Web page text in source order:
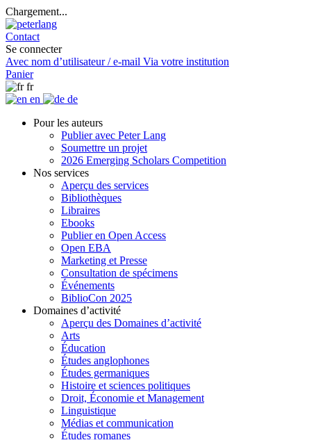
Chargement...
Contact
Se connecter
Avec nom d’utilisateur / e-mail Via votre institution
Panier
fr
en
de
Pour les auteurs
Publier avec Peter Lang
Soumettre un projet
2026 Emerging Scholars Competition
Nos services
Aperçu des services
Bibliothèques
Libraires
Ebooks
Publier en Open Access
Open EBA
Marketing et Presse
Consultation de spécimens
Événements
BiblioCon 2025
Domaines d’activité
Aperçu des Domaines d’activité
Arts
Éducation
Études anglophones
Études germaniques
Histoire et sciences politiques
Droit, Économie et Management
Linguistique
Médias et communication
Études romanes